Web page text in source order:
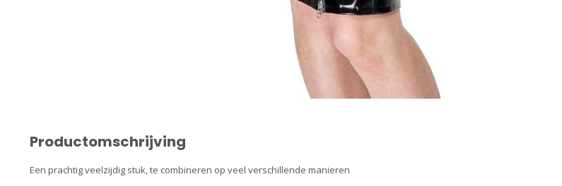
Productomschrijving
Een prachtig veelzijdig stuk, te combineren op veel verschillende manieren